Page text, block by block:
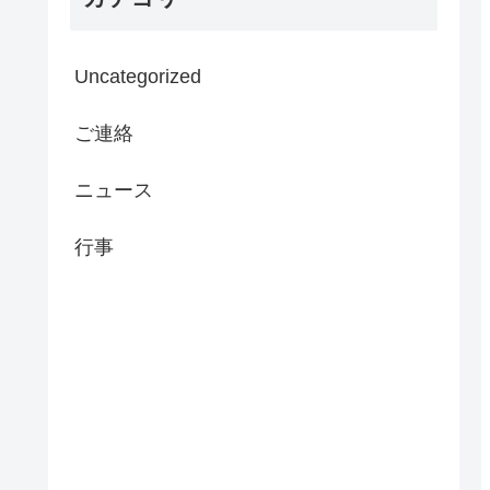
Uncategorized
ご連絡
ニュース
行事